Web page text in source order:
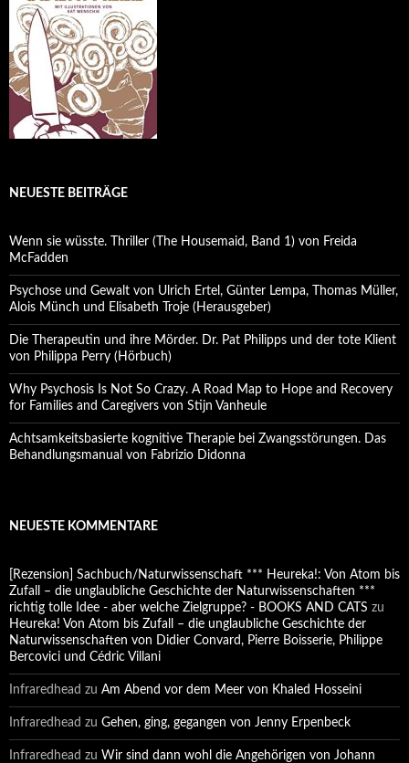
NEUESTE BEITRÄGE
Wenn sie wüsste. Thriller (The Housemaid, Band 1) von Freida
McFadden
Psychose und Gewalt von Ulrich Ertel, Günter Lempa, Thomas Müller,
Alois Münch und Elisabeth Troje (Herausgeber)
Die Therapeutin und ihre Mörder. Dr. Pat Philipps und der tote Klient
von Philippa Perry (Hörbuch)
Why Psychosis Is Not So Crazy. A Road Map to Hope and Recovery
for Families and Caregivers von Stijn Vanheule
Achtsamkeitsbasierte kognitive Therapie bei Zwangsstörungen. Das
Behandlungsmanual von Fabrizio Didonna
NEUESTE KOMMENTARE
[Rezension] Sachbuch/Naturwissenschaft *** Heureka!: Von Atom bis
Zufall – die unglaubliche Geschichte der Naturwissenschaften ***
richtig tolle Idee - aber welche Zielgruppe? - BOOKS AND CATS zu
Heureka! Von Atom bis Zufall – die unglaubliche Geschichte der
Naturwissenschaften von Didier Convard, Pierre Boisserie, Philippe
Bercovici und Cédric Villani
Infraredhead zu Am Abend vor dem Meer von Khaled Hosseini
Infraredhead zu Gehen, ging, gegangen von Jenny Erpenbeck
Infraredhead zu Wir sind dann wohl die Angehörigen von Johann